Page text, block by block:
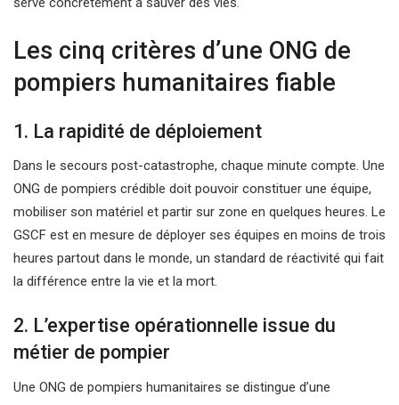
Les cinq critères d’une ONG de
pompiers humanitaires fiable
1. La rapidité de déploiement
Dans le secours post-catastrophe, chaque minute compte. Une
ONG de pompiers crédible doit pouvoir constituer une équipe,
mobiliser son matériel et partir sur zone en quelques heures. Le
GSCF est en mesure de déployer ses équipes en moins de trois
heures partout dans le monde, un standard de réactivité qui fait
la différence entre la vie et la mort.
2. L’expertise opérationnelle issue du
métier de pompier
Une ONG de pompiers humanitaires se distingue d’une